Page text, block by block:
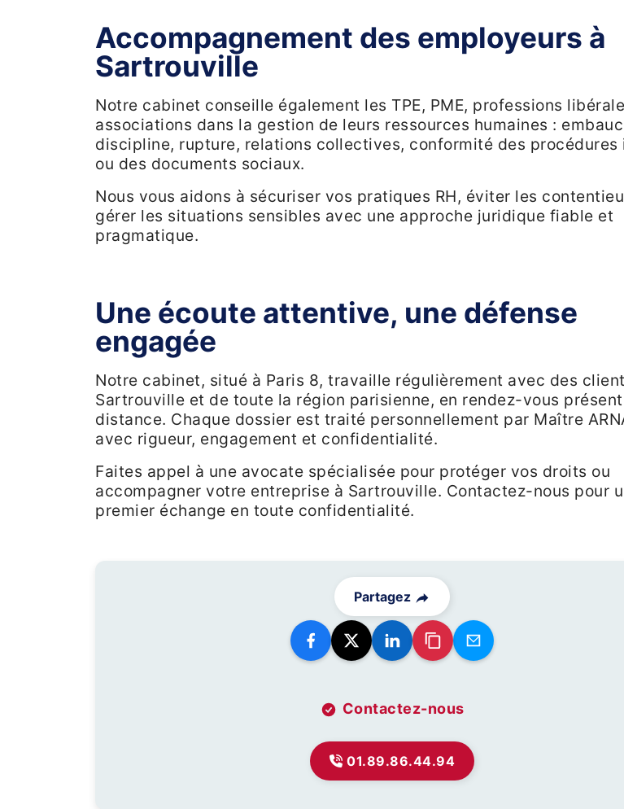
Accompagnement des employeurs à
Sartrouville
Notre cabinet conseille également les TPE, PME, professions
associations dans la gestion de leurs ressources humaines :
discipline, rupture, relations collectives, conformité des procédures
ou des documents sociaux.
Nous vous aidons à sécuriser vos pratiques RH, éviter les
gérer les situations sensibles avec une approche juridique fiable et
pragmatique.
Une écoute attentive, une défense
engagée
Notre cabinet, situé à Paris 8, travaille régulièrement avec des
Sartrouville et de toute la région parisienne, en rendez-vous
distance. Chaque dossier est traité personnellement par Maître
avec rigueur, engagement et confidentialité.
Faites appel à une avocate spécialisée pour protéger vos droits ou
accompagner votre entreprise à Sartrouville. Contactez-nous pour
premier échange en toute confidentialité.
Partagez
Contactez-nous
01.89.86.44.94